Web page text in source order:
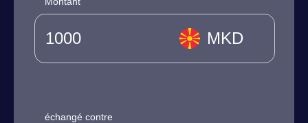
MKD
échangé contre